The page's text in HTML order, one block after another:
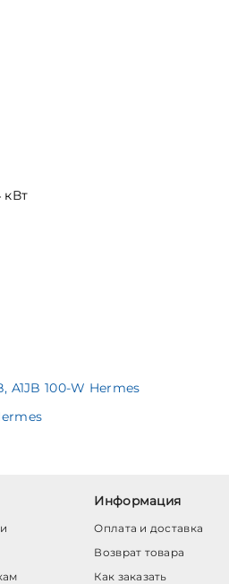
кВт
A1JB 100-W Hermes
Информация
Оплата и доставка
Возврат товара
Как заказать